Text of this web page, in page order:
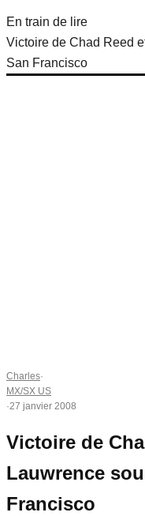
En train de lire
Victoire de Chad Reed
San Francisco
Charles·
MX/SX US
·27 janvier 2008
Victoire de
Lauwrence
Francisco